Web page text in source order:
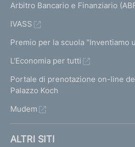
Arbitro Bancario e Finanziario
IVASS
Premio per la scuola "Inventiamo
L'Economia per tutti
Portale di prenotazione on-line
Palazzo Koch
Mudem
ALTRI SITI